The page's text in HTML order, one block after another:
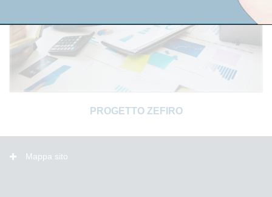
PROGETTO ZEFIRO
Mappa sito